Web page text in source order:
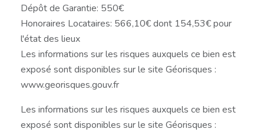
Dépôt de Garantie: 550€
Honoraires Locataires: 566,10€ dont 154,53€ pour
l'état des lieux
Les informations sur les risques auxquels ce bien est
exposé sont disponibles sur le site Géorisques :
www.georisques.gouv.fr
Les informations sur les risques auxquels ce bien est
exposé sont disponibles sur le site Géorisques :